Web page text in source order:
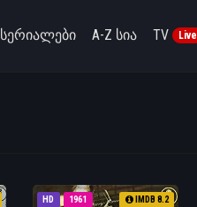
სერიალები A-Z სია TV Live
HD 1961 IMDB 8.2